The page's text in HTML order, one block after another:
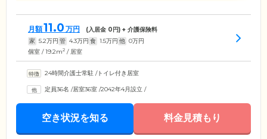
月額11.0 万円 (入居金 0円) + 介護保険料
家 5.2万円 管 4.3万円 食 1.5万円 他 0万円
個室 / 19.2m2 / 居室
24時間介護士常駐 /トイレ付き居室
定員36名 /居室36室 /2042年4月設立 /
空き状況を知る 料金見積もり